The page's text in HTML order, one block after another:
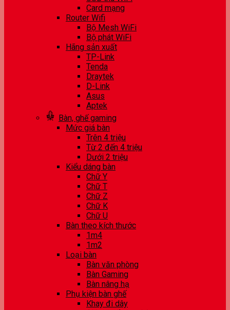
Card mạng
Router Wifi
Bộ Mesh WiFi
Bộ phát WiFi
Hãng sản xuất
TP-Link
Tenda
Draytek
D-Link
Asus
Aptek
Bàn, ghế gaming
Mức giá bàn
Trên 4 triệu
Từ 2 đến 4 triệu
Dưới 2 triệu
Kiểu dáng bàn
Chữ Y
Chữ T
Chữ Z
Chữ K
Chữ U
Bàn theo kích thước
1m4
1m2
Loại bàn
Bàn văn phòng
Bàn Gaming
Bàn nâng hạ
Phụ kiện bàn ghế
Khay đi dây